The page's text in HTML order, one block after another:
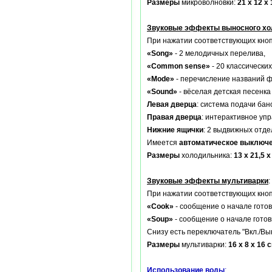
Размеры микроволновки: 21 х 12 х
Звуковые эффекты выносного
При нажатии соответствующих
«Song» - 2 мелодичных перелива,
«Common sense» - 20
«Mode» - перечисление названий
«Sound» - вёселая детская песенка
Левая дверца: система подачи
Правая дверца: интерактивное
Нижние ящички: 2 выдвижных
Имеется автоматическое
Размеры холодильника: 13 х 21,5
Звуковые эффекты мультиварки:
При нажатии соответствующих
«Cook» - сообщение о начале
«Soup» - сообщение о начале
Снизу есть переключатель "Вкл./
Размеры мультиварки: 16 х 8 х 16
Использование воды: